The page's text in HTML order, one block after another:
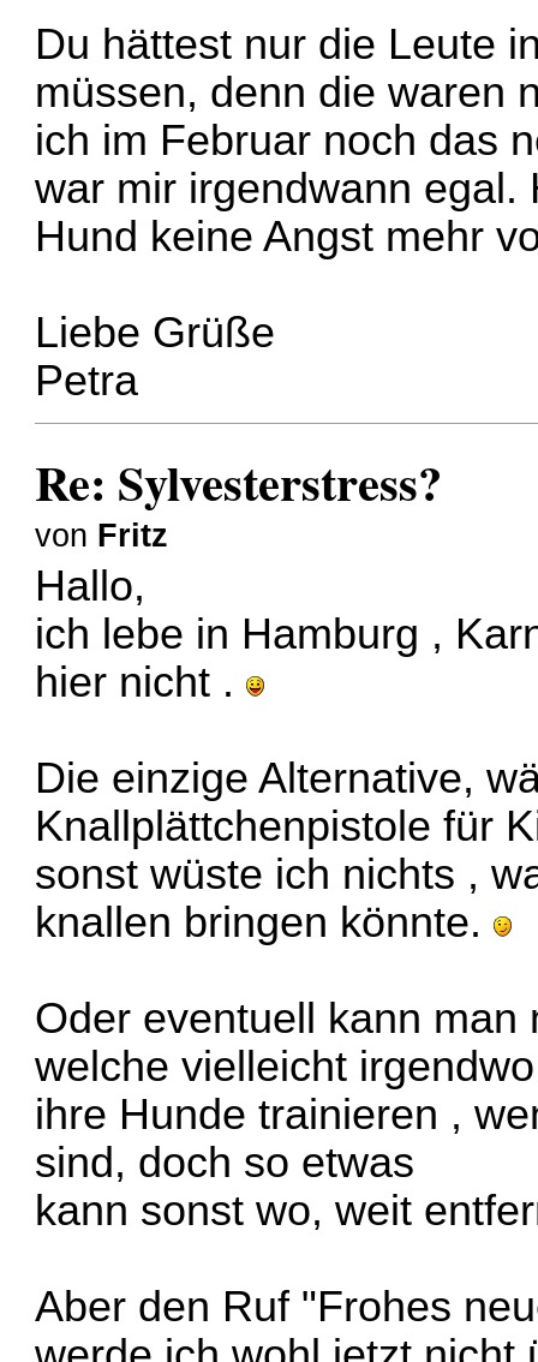
Du hättest nur die Leute
müssen, denn die waren
ich im Februar noch das
war mir irgendwann
Hund keine Angst mehr
Liebe Grüße
Petra
Re: Sylvesterstress?
von Fritz
Hallo,
ich lebe in Hamburg ,
hier nicht .
Die einzige Alternative,
Knallplättchenpistole für
sonst wüste ich nichts ,
knallen bringen könnte.
Oder eventuell kann
welche vielleicht irgendwo
ihre Hunde trainieren ,
sind, doch so etwas
kann sonst wo, weit
Aber den Ruf "Frohes